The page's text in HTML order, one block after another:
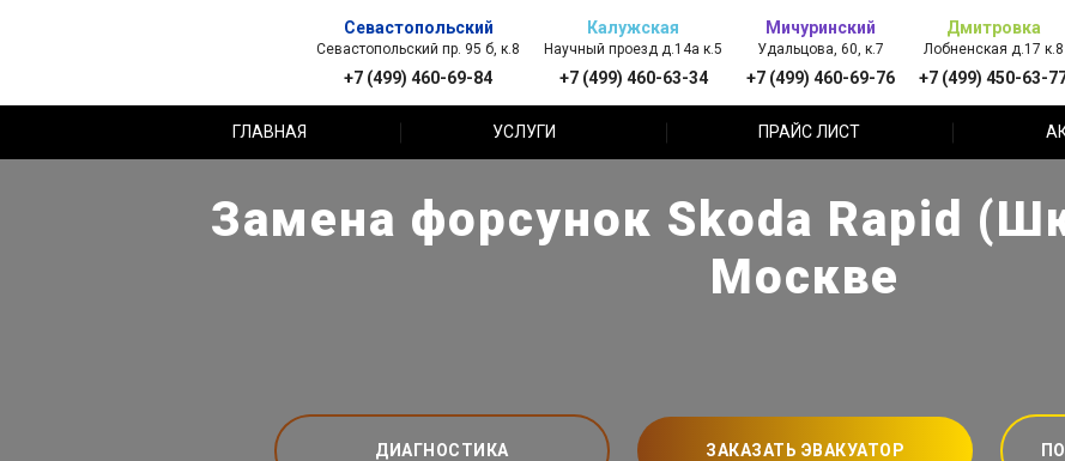
Севастопольский
Севастопольский пр. 95 б, к.8
+7 (499) 460-69-84
Калужская
Научный проезд д.14а к.5
+7 (499) 460-63-34
Мичуринский
Удальцова, 60, к.7
+7 (499) 460-69-76
Дмитровка
Лобненская д.17 к.8
+7 (499) 450-63-
ГЛАВНАЯ УСЛУГИ ПРАЙС ЛИСТ
Замена форсунок Skoda Rapid
Москве
ДИАГНОСТИКА ЗАКАЗАТЬ ЭВАКУАТОР